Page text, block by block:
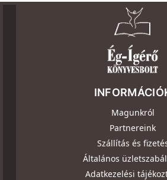
Magunkról
Partnereink
Szállítás és
Általános
Adatkezelési